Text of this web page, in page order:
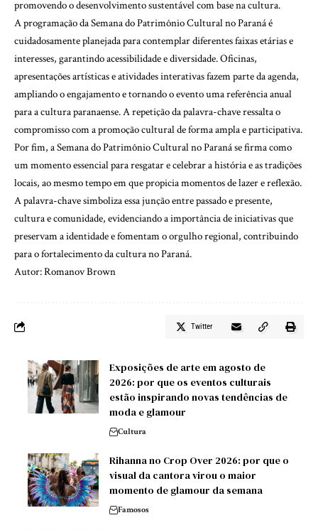
promovendo o desenvolvimento sustentável com base na cultura.
A programação da Semana do Patrimônio Cultural no Paraná é
cuidadosamente planejada para contemplar diferentes faixas etárias e
interesses, garantindo acessibilidade e diversidade. Oficinas,
apresentações artísticas e atividades interativas fazem parte da agenda,
ampliando o engajamento e tornando o evento uma referência anual
para a cultura paranaense. A repetição da palavra-chave ressalta o
compromisso com a promoção cultural de forma ampla e participativa.
Por fim, a Semana do Patrimônio Cultural no Paraná se firma como
um momento essencial para resgatar e celebrar a história e as tradições
locais, ao mesmo tempo em que propicia momentos de lazer e reflexão.
A palavra-chave simboliza essa junção entre passado e presente,
cultura e comunidade, evidenciando a importância de iniciativas que
preservam a identidade e fomentam o orgulho regional, contribuindo
para o fortalecimento da cultura no Paraná.
Autor: Romanov Brown
Twitter
Exposições de arte em agosto de
2026: por que os eventos culturais
estão inspirando novas tendências de
moda e glamour
Cultura
Rihanna no Crop Over 2026: por que o
visual da cantora virou o maior
momento de glamour da semana
Famosos